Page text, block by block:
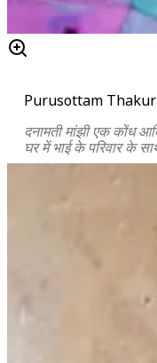
Purusottam Thakur
दनामती मांझी एक कोंध
घर में भाई के परिवार के